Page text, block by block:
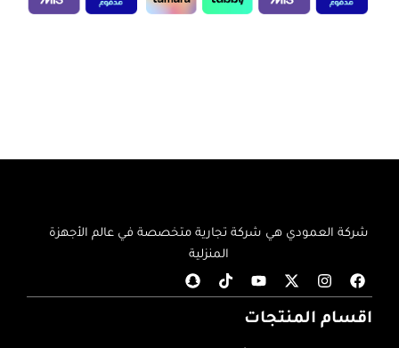
شركة العمودي هي شركة تجارية متخصصة في عالم الأجهزة
المنزلية
اقسام المنتجات